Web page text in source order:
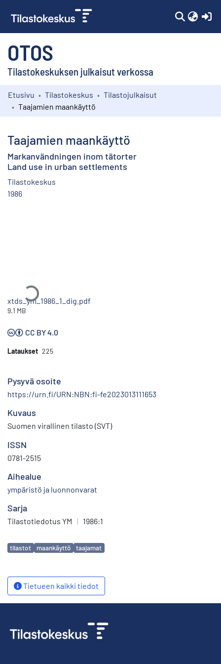
OTOS
Tilastokeskuksen julkaisut verkossa
Kokoelmat
Etusivu Tilastokeskus
Tilastojulkaisut
Taajamien maankäyttö
Taajamien maankäyttö
Markanvändningen inom tätorter
Land use in urban settlements
Tilastokeskus
1986
Ladataan...
xtds_ym_1986_1_dig.pdf
9.1 MB
CC BY 4.0
Lataukset 225
Pysyvä osoite
https://urn.fi/URN:NBN:fi-fe2023013111653
Kuvaus
Suomen virallinen tilasto (SVT)
ISSN
0781-2515
Aihealue
ympäristö ja luonnonvarat
Sarja
Tilastotiedotus YM | 1986:1
Avainsanat
tilastot maankäyttö taajamat
Tietueen kaikki tiedot